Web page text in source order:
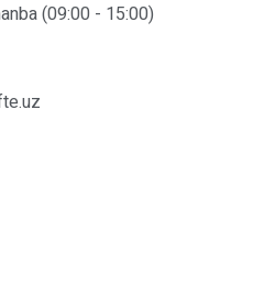
(09:00 - 15:00)